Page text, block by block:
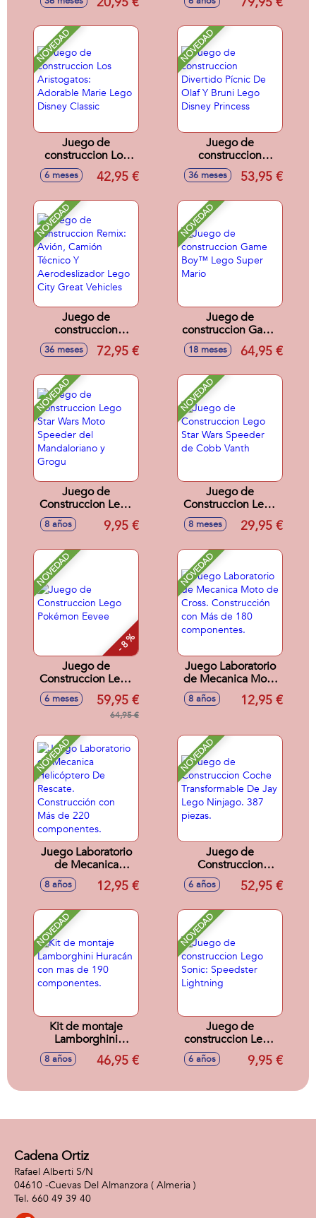
Rex Vs. Duende
Disney Tm
Gt40 Mkii De 1966
NOVEDAD
Juego de
construccion Los
Aristogatos:
Adorable Marie
Classic
6 meses 42,95 €
NOVEDAD
Juego de
construccion
Divertido Pícnic De
Olaf Y Bruni Lego
36 meses 53,95 €
NOVEDAD
Juego de
construccion
Remix: Avión,
Camión Técnico Y
Lego City Great
Vehicles
36 meses 72,95 €
NOVEDAD
Juego de
construccion Game
Boy™ Lego Super
Mario
18 meses 64,95 €
NOVEDAD
Juego de
Construccion Lego
Star Wars Moto
Speeder del
Grogu
8 años 9,95 €
NOVEDAD
Juego de
Construccion Lego
Star Wars Speeder
de Cobb Vanth
8 meses 29,95 €
NOVEDAD
- 8 %
Juego de
Construccion Lego
Pokémon Eevee
6 meses 59,95 €
64,95 €
NOVEDAD
Juego Laboratorio
de Mecanica Moto
de Cross.
Construcción con
8 años 12,95 €
NOVEDAD
Juego Laboratorio
de Mecanica
Helicóptero De
Rescate.
Más de 220
componentes.
8 años 12,95 €
NOVEDAD
Juego de
Construccion
Coche
Transformable De
387 piezas.
6 años 52,95 €
NOVEDAD
Kit de montaje
Lamborghini
Huracán con mas
de 190
8 años 46,95 €
NOVEDAD
Juego de
construccion Lego
Sonic: Speedster
Lightning
6 años 9,95 €
Cadena Ortiz
Rafael Alberti S/N
04610 -Cuevas Del Almanzora ( Almeria )
660 49 39 40